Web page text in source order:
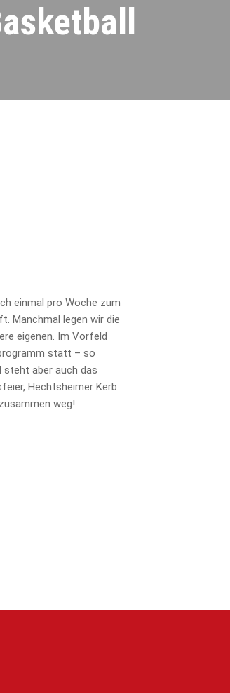
einmal pro Woche zum
Manchmal legen wir die
eigenen. Im Vorfeld
statt – so
steht aber auch das
Hechtsheimer Kerb
weg!